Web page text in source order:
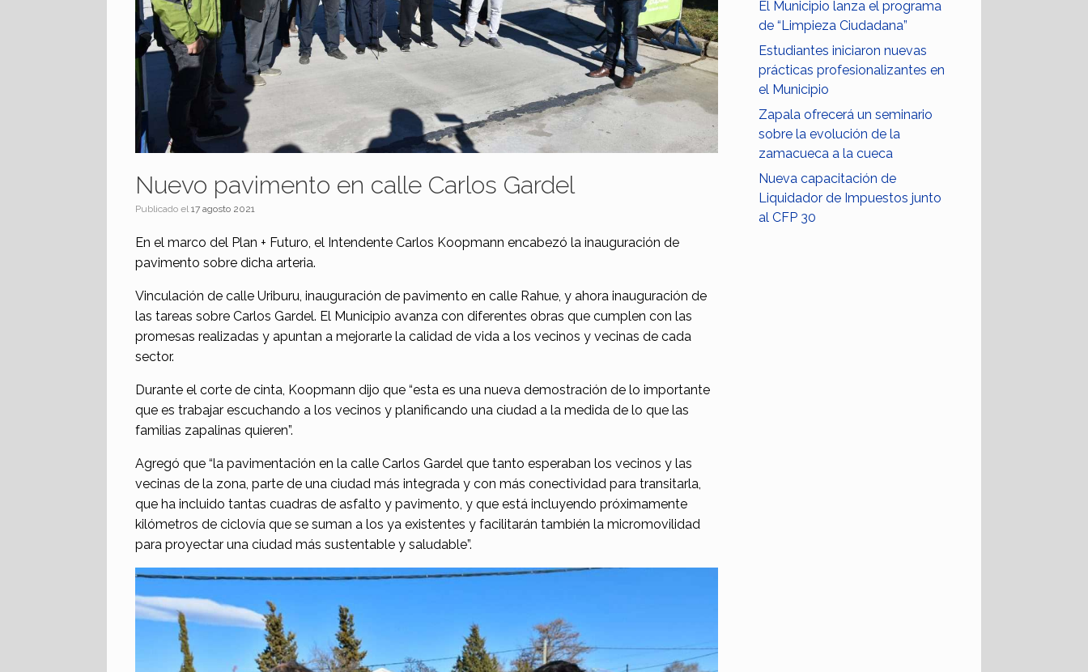
Nuevo pavimento en calle Carlos Gardel
Publicado el 17 agosto 2021
En el marco del Plan + Futuro, el Intendente Carlos Koopmann encabezó la inauguración de
pavimento sobre dicha arteria.
Vinculación de calle Uriburu, inauguración de pavimento en calle Rahue, y ahora inauguración de
las tareas sobre Carlos Gardel. El Municipio avanza con diferentes obras que cumplen con las
promesas realizadas y apuntan a mejorarle la calidad de vida a los vecinos y vecinas de cada
sector.
Durante el corte de cinta, Koopmann dijo que “esta es una nueva demostración de lo importante
que es trabajar escuchando a los vecinos y planificando una ciudad a la medida de lo que las
familias zapalinas quieren”.
Agregó que “la pavimentación en la calle Carlos Gardel que tanto esperaban los vecinos y las
vecinas de la zona, parte de una ciudad más integrada y con más conectividad para transitarla,
que ha incluido tantas cuadras de asfalto y pavimento, y que está incluyendo próximamente
kilómetros de ciclovía que se suman a los ya existentes y facilitarán también la micromovilidad
para proyectar una ciudad más sustentable y saludable”.
El Municipio lanza el programa
de “Limpieza Ciudadana”
Estudiantes iniciaron nuevas
prácticas profesionalizantes en
el Municipio
Zapala ofrecerá un seminario
sobre la evolución de la
zamacueca a la cueca
Nueva capacitación de
Liquidador de Impuestos junto
al CFP 30